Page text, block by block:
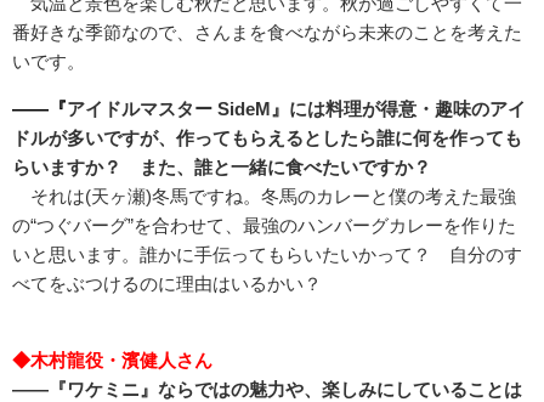
番好きな季節なので、さんまを食べながら未来のことを考えた
いです。
――『アイドルマスター SideM』には料理が得意・趣味のアイ
ドルが多いですが、作ってもらえるとしたら誰に何を作っても
らいますか？ また、誰と一緒に食べたいですか？
それは(天ヶ瀬)冬馬ですね。冬馬のカレーと僕の考えた最強
の“つぐバーグ”を合わせて、最強のハンバーグカレーを作りた
いと思います。誰かに手伝ってもらいたいかって？ 自分のす
べてをぶつけるのに理由はいるかい？
◆木村龍役・濱健人さん
――『ワケミニ』ならではの魅力や、楽しみにしていることは